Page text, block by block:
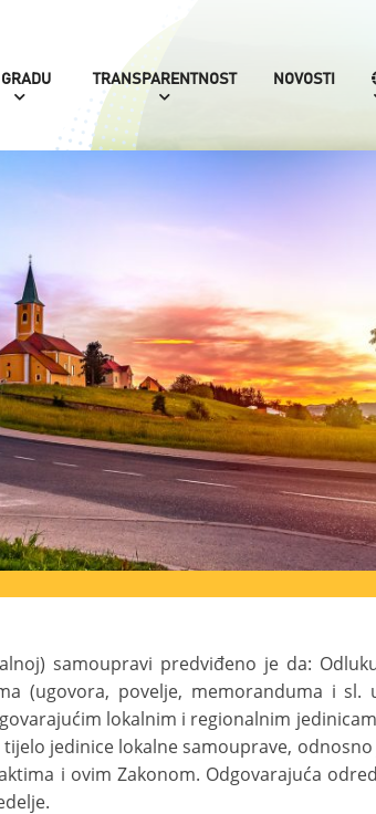
GRADU TRANSPARENTNOST NOVOSTI
samoupravi predviđeno je da:
(ugovora, povelje, memoranduma i sl.
lokalnim i regionalnim
jedinice lokalne samouprave,
i ovim Zakonom. Odgovarajuća